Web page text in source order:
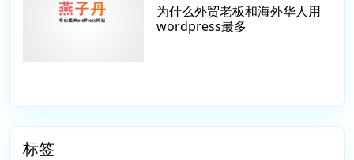
为什么外贸老板和海外华人用
wordpress最多
标签